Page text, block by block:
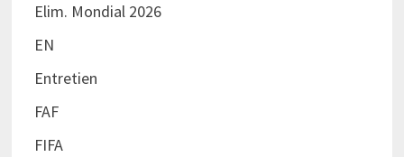
Elim. Mondial 2026
EN
Entretien
FAF
FIFA